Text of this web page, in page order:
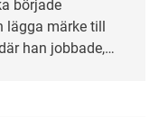
lägga märke till
han jobbade,